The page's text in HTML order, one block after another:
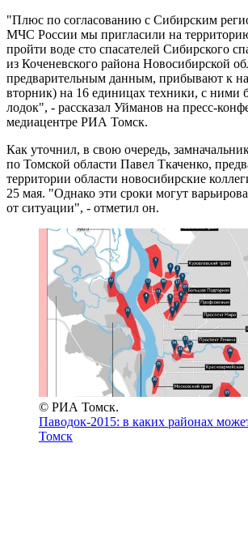
"Плюс по согласованию с Сибирским
МЧС России мы пригласили на
пройти воде сто спасателей Сибирского
из Коченевского района Новосибирской
предварительным данным, прибывают к
вторник) на 16 единицах техники, с ними
лодок", - рассказал Уйманов на пресс-
медиацентре РИА Томск.
Как уточнил, в свою очередь,
по Томской области Павел Ткаченко,
территории области новосибирские
25 мая. "Однако эти сроки могут
от ситуации", - отметил он.
© РИА Томск.
Паводок-2015: в каких районах
Томск